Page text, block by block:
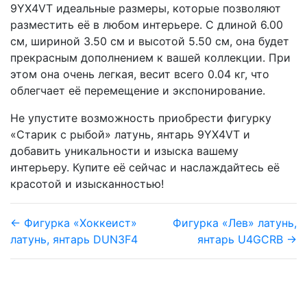
9YX4VT идеальные размеры, которые позволяют
разместить её в любом интерьере. С длиной 6.00
см, шириной 3.50 см и высотой 5.50 см, она будет
прекрасным дополнением к вашей коллекции. При
этом она очень легкая, весит всего 0.04 кг, что
облегчает её перемещение и экспонирование.
Не упустите возможность приобрести фигурку
«Старик с рыбой» латунь, янтарь 9YX4VT и
добавить уникальности и изыска вашему
интерьеру. Купите её сейчас и наслаждайтесь её
красотой и изысканностью!
← Фигурка «Хоккеист»
латунь, янтарь DUN3F4
Фигурка «Лев» латунь,
янтарь U4GCRB →